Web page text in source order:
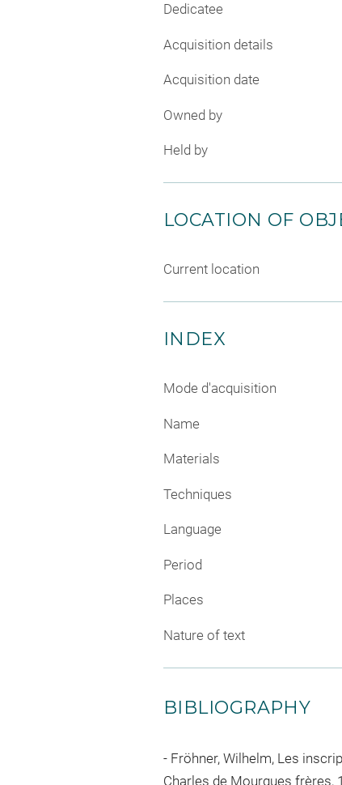
Dedicatee
Acquisition details
Acquisition date
Owned by
Held by
LOCATION OF
Current location
INDEX
Mode d'acquisition
Name
Materials
Techniques
Language
Period
Places
Nature of text
BIBLIOGRAPHY
Fröhner, Wilhelm, Les
Charles de Mourgues frères,